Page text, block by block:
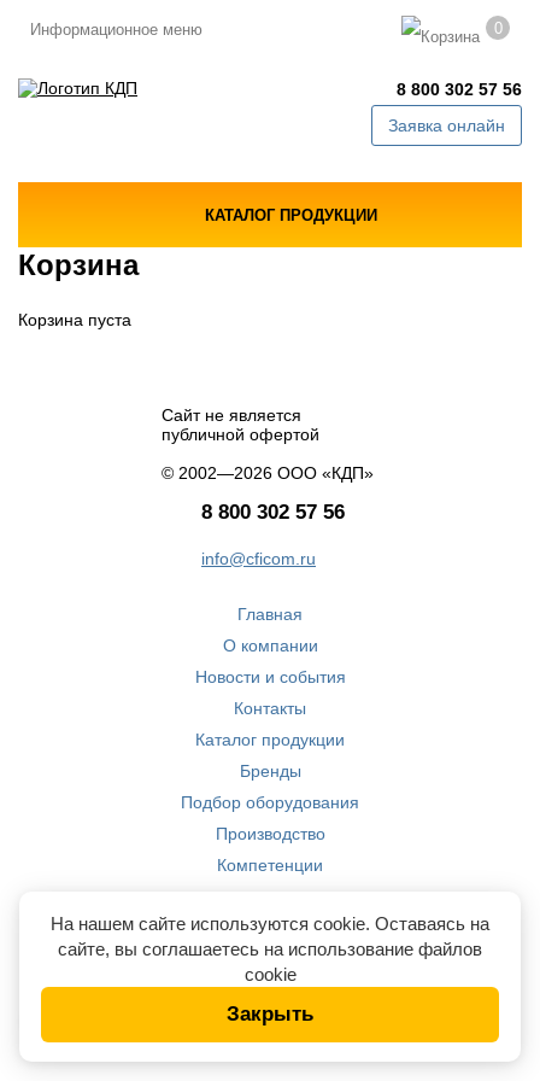
Информационное меню 0
8 800 302 57 56
Заявка онлайн
КАТАЛОГ ПРОДУКЦИИ
Корзина
Корзина пуста
Сайт не является
публичной офертой
© 2002—2026 ООО «КДП»
8 800 302 57 56
info@cficom.ru
Главная
О компании
Новости и события
Контакты
Каталог продукции
Бренды
Подбор оборудования
Производство
Компетенции
На нашем сайте используются cookie. Оставаясь на
сайте, вы соглашаетесь на использование файлов
cookie
Закрыть